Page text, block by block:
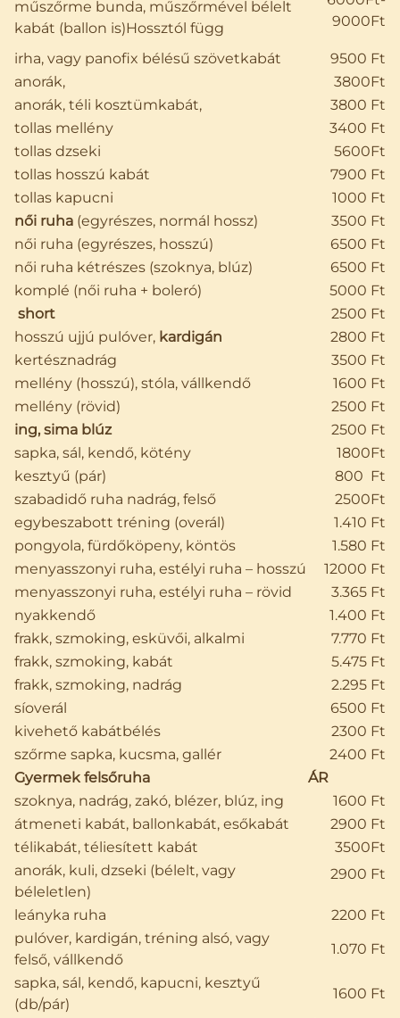
műszőrme bunda, műszőrmével bélelt
kabát (ballon is)Hossztól függ
9000Ft
irha, vagy panofix bélésű szövetkabát
9500 Ft
anorák,
3800Ft
anorák, téli kosztümkabát,
3800 Ft
tollas mellény
3400 Ft
tollas dzseki
5600Ft
tollas hosszú kabát
7900 Ft
tollas kapucni
1000 Ft
női ruha (egyrészes, normál hossz)
3500 Ft
női ruha (egyrészes, hosszú)
6500 Ft
női ruha kétrészes (szoknya, blúz)
6500 Ft
komplé (női ruha + boleró)
5000 Ft
short
2500 Ft
hosszú ujjú pulóver, kardigán
2800 Ft
kertésznadrág
3500 Ft
mellény (hosszú), stóla, vállkendő
1600 Ft
mellény (rövid)
2500 Ft
ing, sima blúz
2500 Ft
sapka, sál, kendő, kötény
1800Ft
kesztyű (pár)
800 Ft
szabadidő ruha nadrág, felső
2500Ft
egybeszabott tréning (overál)
1.410 Ft
pongyola, fürdőköpeny, köntös
1.580 Ft
menyasszonyi ruha, estélyi ruha – hosszú
12000 Ft
menyasszonyi ruha, estélyi ruha – rövid
3.365 Ft
nyakkendő
1.400 Ft
frakk, szmoking, esküvői, alkalmi
7.770 Ft
frakk, szmoking, kabát
5.475 Ft
frakk, szmoking, nadrág
2.295 Ft
síoverál
6500 Ft
kivehető kabátbélés
2300 Ft
szőrme sapka, kucsma, gallér
2400 Ft
Gyermek felsőruha
ÁR
szoknya, nadrág, zakó, blézer, blúz, ing
1600 Ft
átmeneti kabát, ballonkabát, esőkabát
2900 Ft
télikabát, téliesített kabát
3500Ft
anorák, kuli, dzseki (bélelt, vagy
béleletlen)
2900 Ft
leányka ruha
2200 Ft
pulóver, kardigán, tréning alsó, vagy
felső, vállkendő
1.070 Ft
sapka, sál, kendő, kapucni, kesztyű
(db/pár)
1600 Ft